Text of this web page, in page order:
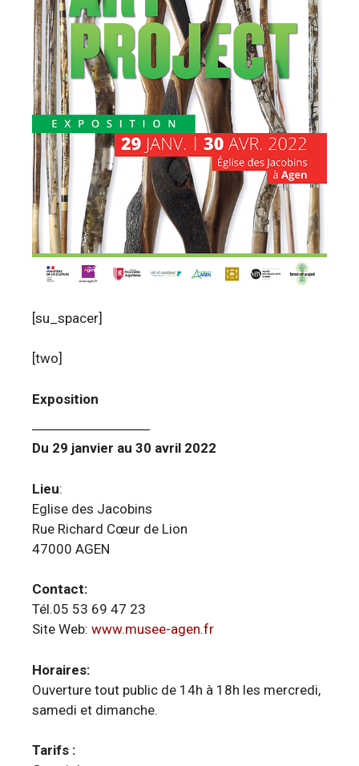
[su_spacer]
[two]
Exposition
Du 29 janvier au 30 avril 2022
Lieu:
Eglise des Jacobins
Rue Richard Cœur de Lion
47000 AGEN
Contact:
Tél.05 53 69 47 23
Site Web: www.musee-agen.fr
Horaires:
Ouverture tout public de 14h à 18h les mercredi,
samedi et dimanche.
Tarifs :